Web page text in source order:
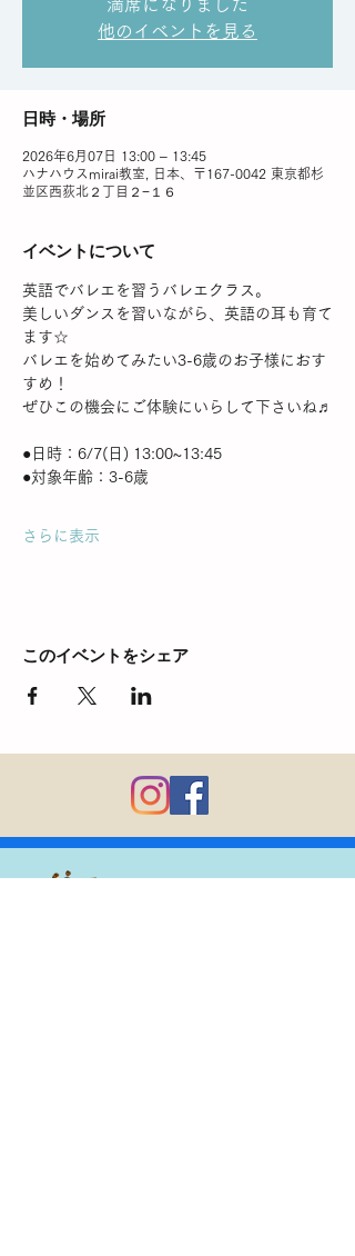
満席になりました
他のイベントを見る
日時・場所
2026年6月07日 13:00 – 13:45
ハナハウスmirai教室, 日本、〒167-0042 東京都杉
並区西荻北２丁目２−１６
イベントについて
英語でバレエを習うバレエクラス。
美しいダンスを習いながら、英語の耳も育て
ます☆
バレエを始めてみたい3-6歳のお子様におす
すめ！
ぜひこの機会にご体験にいらして下さいね♬
●日時：6/7(日) 13:00~13:45
●対象年齢：3-6歳
さらに表示
このイベントをシェア